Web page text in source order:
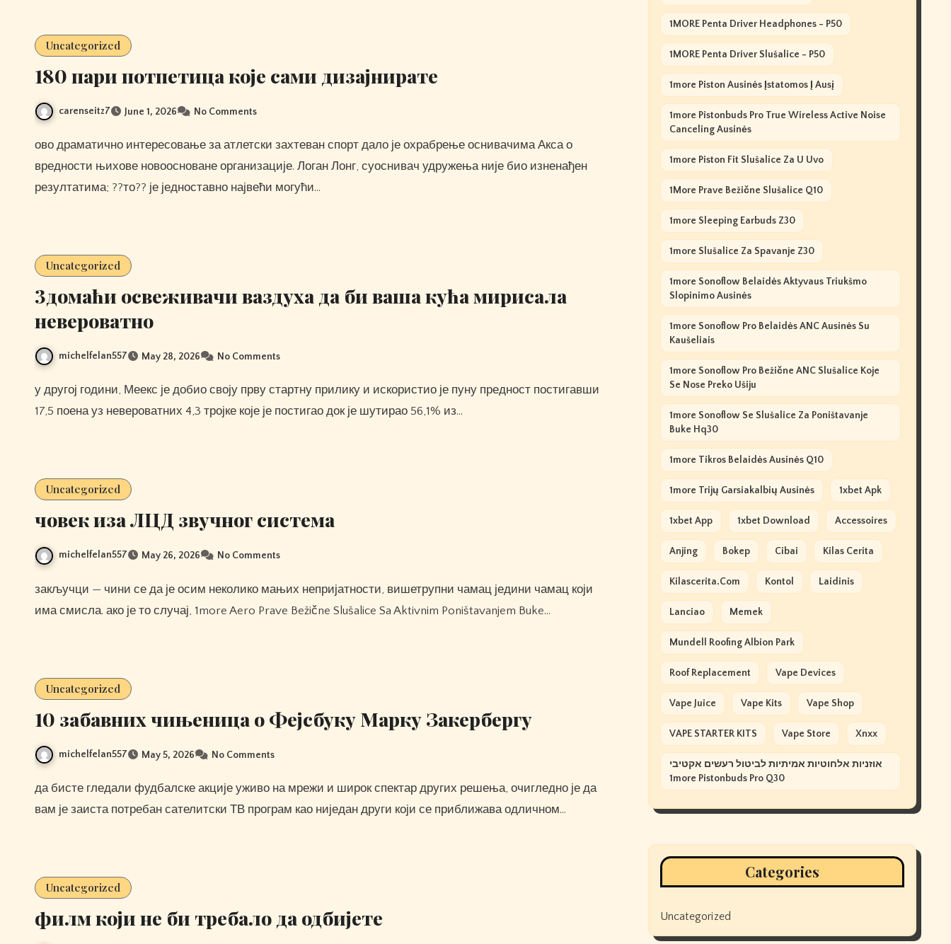
Uncategorized
180 пари потпетица које сами дизајнирате
carenseitz7 June 1, 2026 No Comments
ово драматично интересовање за атлетски захтеван спорт дало је охрабрење оснивачима Акса о
вредности њихове новоосноване организације. Логан Лонг, суоснивач удружења није био изненађен
резултатима; ??то?? је једноставно највећи могући…
Uncategorized
3домаћи освеживачи ваздуха да би ваша кућа мирисала
невероватно
michelfelan557 May 28, 2026 No Comments
у другој години, Меекс је добио своју прву стартну прилику и искористио је пуну предност постигавши
17,5 поена уз невероватних 4,3 тројке које је постигао док је шутирао 56,1% из…
Uncategorized
човек иза ЛЦД звучног система
michelfelan557 May 26, 2026 No Comments
закључци — чини се да је осим неколико мањих непријатности, вишетрупни чамац једини чамац који
има смисла. ако је то случај, 1more Aero Prave Bežične Slušalice Sa Aktivnim Poništavanjem Buke…
Uncategorized
10 забавних чињеница о Фејсбуку Марку Закербергу
michelfelan557 May 5, 2026 No Comments
да бисте гледали фудбалске акције уживо на мрежи и широк спектар других решења, очигледно је да
вам је заиста потребан сателитски ТВ програм као ниједан други који се приближава одличном…
Uncategorized
филм који не би требало да одбијете
1MORE Penta Driver Headphones - P50
1MORE Penta Driver Slušalice - P50
1more Piston Ausinės Įstatomos Į Ausį
1more Pistonbuds Pro True Wireless Active Noise
Canceling Ausinės
1more Piston Fit Slušalice Za U Uvo
1More Prave Bežične Slušalice Q10
1more Sleeping Earbuds Z30
1more Slušalice Za Spavanje Z30
1more Sonoflow Belaidės Aktyvaus Triukšmo
Slopinimo Ausinės
1more Sonoflow Pro Belaidės ANC Ausinės Su
Kaušeliais
1more Sonoflow Pro Bežične ANC Slušalice Koje
Se Nose Preko Ušiju
1more Sonoflow Se Slušalice Za Poništavanje
Buke Hq30
1more Tikros Belaidės Ausinės Q10
1more Trijų Garsiakalbių Ausinės 1xbet Apk
1xbet App 1xbet Download Accessoires
Anjing Bokep Cibai Kilas Cerita
Kilascerita.com Kontol Laidinis
Lanciao Memek
Mundell Roofing Albion Park
Roof Replacement Vape Devices
Vape Juice Vape Kits Vape Shop
VAPE STARTER KITS Vape Store Xnxx
אוזניות אלחוטיות אמיתיות לביטול רעשים אקטיבי
1more Pistonbuds Pro Q30
Categories
Uncategorized